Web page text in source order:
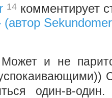
14 комментирует
(автор
и не
один-в-